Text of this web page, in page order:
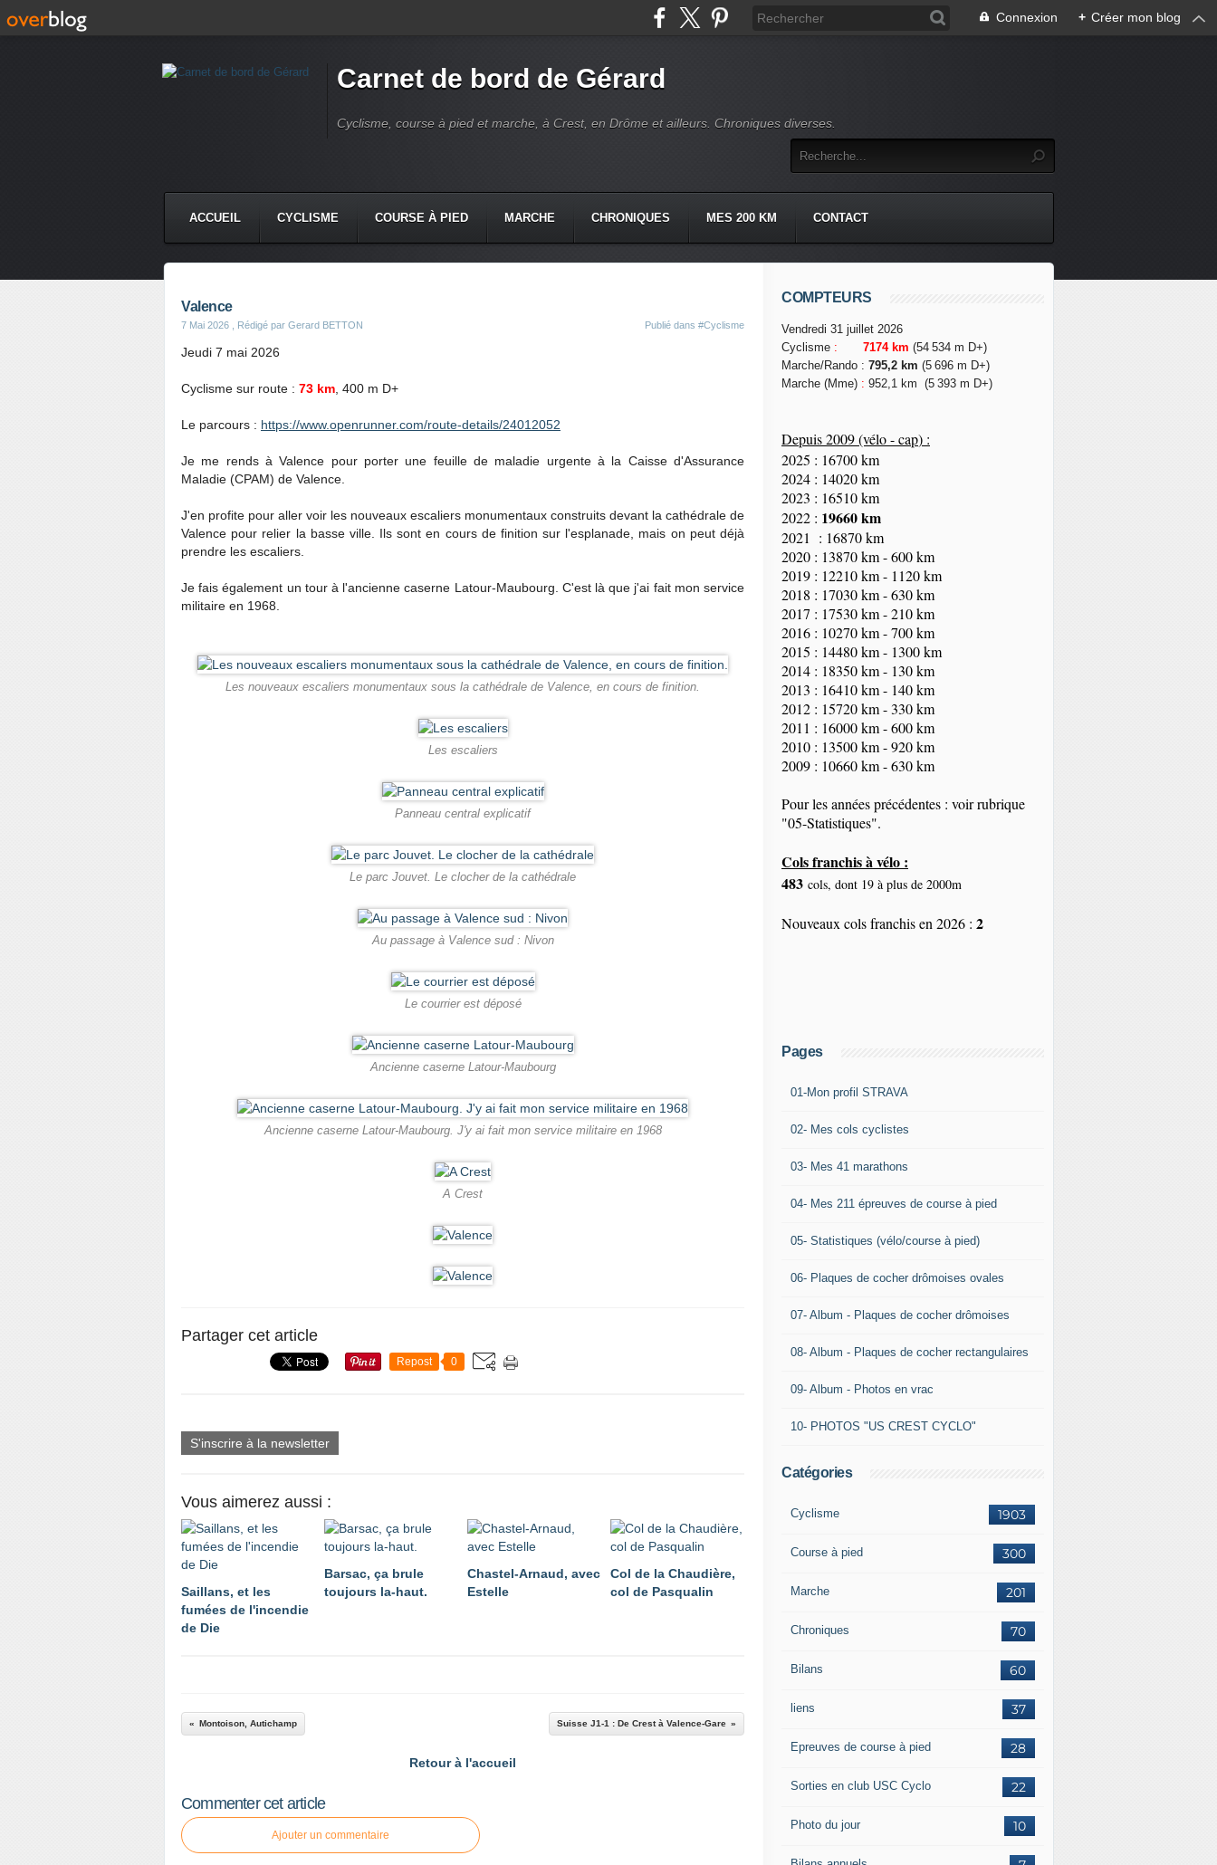
Connexion + Créer mon blog
Carnet de bord de Gérard
Cyclisme, course à pied et marche, à Crest, en Drôme et ailleurs. Chroniques diverses.
ACCUEIL CYCLISME COURSE À PIED MARCHE CHRONIQUES MES 200 KM CONTACT
Valence
7 Mai 2026 , Rédigé par Gerard BETTON Publié dans #Cyclisme
Jeudi 7 mai 2026
Cyclisme sur route : 73 km , 400 m D+
Le parcours : https://www.openrunner.com/route-details/24012052
Je me rends à Valence pour porter une feuille de maladie urgente à la Caisse d'Assurance
Maladie (CPAM) de Valence.
J'en profite pour aller voir les nouveaux escaliers monumentaux construits devant la cathédrale de
Valence pour relier la basse ville. Ils sont en cours de finition sur l'esplanade, mais on peut déjà
prendre les escaliers.
Je fais également un tour à l'ancienne caserne Latour-Maubourg. C'est là que j'ai fait mon service
militaire en 1968.
Les nouveaux escaliers monumentaux sous la cathédrale de Valence, en cours de finition.
Les escaliers
Panneau central explicatif
Le parc Jouvet. Le clocher de la cathédrale
Au passage à Valence sud : Nivon
Le courrier est déposé
Ancienne caserne Latour-Maubourg
Ancienne caserne Latour-Maubourg. J'y ai fait mon service militaire en 1968
A Crest
Partager cet article
Repost 0
S'inscrire à la newsletter
Vous aimerez aussi :
Saillans, et les
fumées de l'incendie
de Die
Barsac, ça brule
toujours la-haut.
Chastel-Arnaud, avec
Estelle
Col de la Chaudière,
col de Pasqualin
Montoison, Autichamp Suisse J1-1 : De Crest à Valence-Gare
Retour à l'accueil
Commenter cet article
Ajouter un commentaire
COMPTEURS
Vendredi 31 juillet 2026
Cyclisme : 7174 km (54 534 m D+)
Marche/Rando : 795,2 km (5 696 m D+)
Marche (Mme) : 952,1 km (5 393 m D+)
Depuis 2009 (vélo - cap) :
2025 : 16700 km
2024 : 14020 km
2023 : 16510 km
2022 : 19660 km
2021 : 16870 km
2020 : 13870 km - 600 km
2019 : 12210 km - 1120 km
2018 : 17030 km - 630 km
2017 : 17530 km - 210 km
2016 : 10270 km - 700 km
2015 : 14480 km - 1300 km
2014 : 18350km- 130 km
2013 : 16410 km - 140 km
2012 : 15720 km - 330 km
2011 : 16000 km - 600 km
2010 : 13500 km - 920 km
2009 : 10660 km - 630 km
Pour les années précédentes : voir rubrique
"05-Statistiques".
Cols franchis à vélo :
483 cols, dont 19 à plus de 2000m
Nouveaux cols franchis en 2026 : 2
Pages
01-Mon profil STRAVA
02- Mes cols cyclistes
03- Mes 41 marathons
04- Mes 211 épreuves de course à pied
05- Statistiques (vélo/course à pied)
06- Plaques de cocher drômoises ovales
07- Album - Plaques de cocher drômoises
08- Album - Plaques de cocher rectangulaires
09- Album - Photos en vrac
10- PHOTOS "US CREST CYCLO"
Catégories
1903
Cyclisme
300
Course à pied
201
Marche
70
Chroniques
60
Bilans
37
liens
28
Epreuves de course à pied
22
Sorties en club USC Cyclo
10
Photo du jour